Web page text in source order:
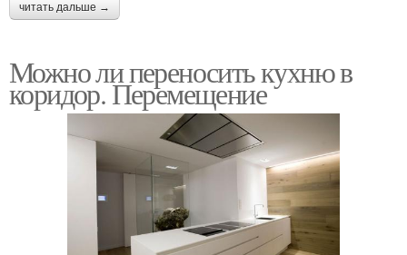
читать дальше →
Можно ли переносить кухню в
коридор. Перемещение